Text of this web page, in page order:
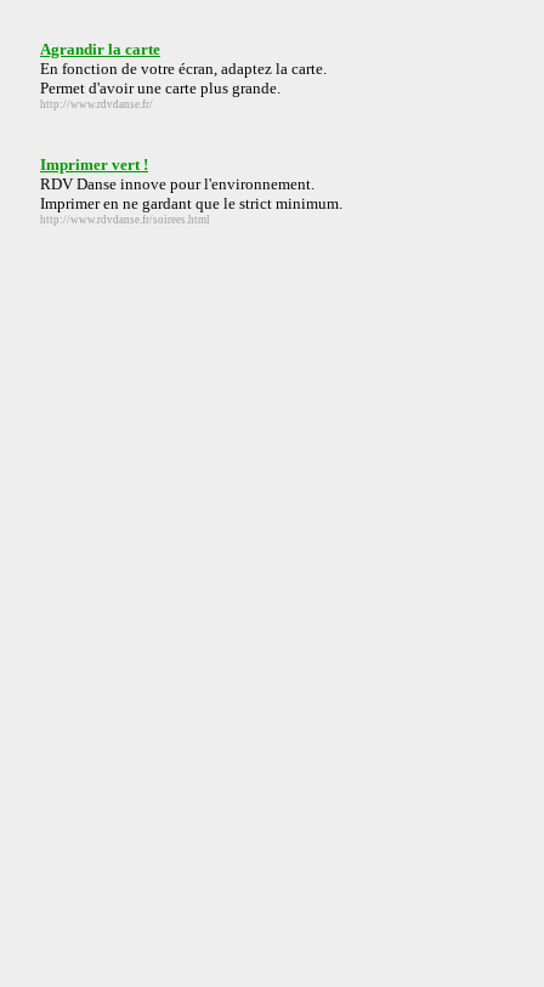
Agrandir la carte
En fonction de votre écran, adaptez la carte.
Permet d'avoir une carte plus grande.
http://www.rdvdanse.fr/
Imprimer vert !
RDV Danse innove pour l'environnement.
Imprimer en ne gardant que le strict minimum.
http://www.rdvdanse.fr/soirees.html